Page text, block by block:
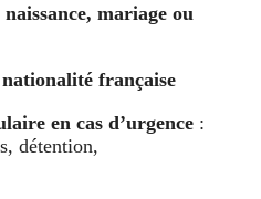
mariage ou
nationalité française
en cas d’urgence :
détention,